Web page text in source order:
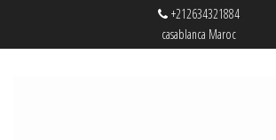
+212634321884
casablanca Maroc